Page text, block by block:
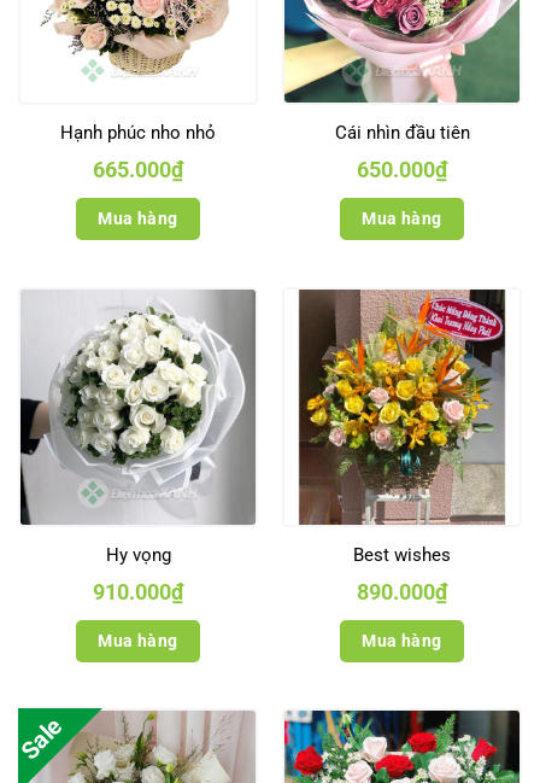
Hạnh phúc nho nhỏ
665.000₫
Mua hàng
Cái nhìn đầu tiên
650.000₫
Mua hàng
Hy vọng
910.000₫
Mua hàng
Best wishes
890.000₫
Mua hàng
Sale